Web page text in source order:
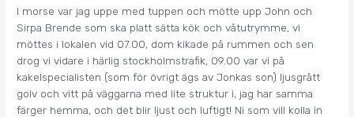
I morse var jag uppe med tuppen och mötte upp John och
Sirpa Brende som ska platt sätta kök och våtutrymme, vi
möttes i lokalen vid 07.00, dom kikade på rummen och sen
drog vi vidare i härlig stockholmstrafik, 09.00 var vi på
kakelspecialisten (som för övrigt ägs av Jonkas son) ljusgrått
golv och vitt på väggarna med lite struktur i, jag har samma
färger hemma, och det blir ljust och luftigt! Ni som vill kolla in